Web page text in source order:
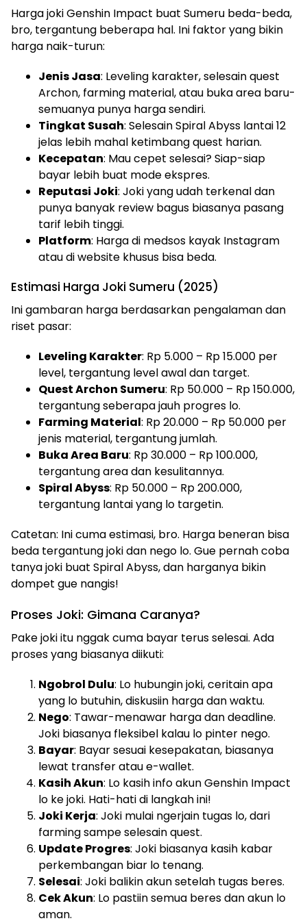
Harga joki Genshin Impact buat Sumeru beda-beda,
bro, tergantung beberapa hal. Ini faktor yang bikin
harga naik-turun:
Jenis Jasa: Leveling karakter, selesain quest
Archon, farming material, atau buka area baru-
semuanya punya harga sendiri.
Tingkat Susah: Selesain Spiral Abyss lantai 12
jelas lebih mahal ketimbang quest harian.
Kecepatan: Mau cepet selesai? Siap-siap
bayar lebih buat mode ekspres.
Reputasi Joki: Joki yang udah terkenal dan
punya banyak review bagus biasanya pasang
tarif lebih tinggi.
Platform: Harga di medsos kayak Instagram
atau di website khusus bisa beda.
Estimasi Harga Joki Sumeru (2025)
Ini gambaran harga berdasarkan pengalaman dan
riset pasar:
Leveling Karakter: Rp 5.000 – Rp 15.000 per
level, tergantung level awal dan target.
Quest Archon Sumeru: Rp 50.000 – Rp 150.000,
tergantung seberapa jauh progres lo.
Farming Material: Rp 20.000 – Rp 50.000 per
jenis material, tergantung jumlah.
Buka Area Baru: Rp 30.000 – Rp 100.000,
tergantung area dan kesulitannya.
Spiral Abyss: Rp 50.000 – Rp 200.000,
tergantung lantai yang lo targetin.
Catetan: Ini cuma estimasi, bro. Harga beneran bisa
beda tergantung joki dan nego lo. Gue pernah coba
tanya joki buat Spiral Abyss, dan harganya bikin
dompet gue nangis!
Proses Joki: Gimana Caranya?
Pake joki itu nggak cuma bayar terus selesai. Ada
proses yang biasanya diikuti:
Ngobrol Dulu: Lo hubungin joki, ceritain apa
yang lo butuhin, diskusiin harga dan waktu.
Nego: Tawar-menawar harga dan deadline.
Joki biasanya fleksibel kalau lo pinter nego.
Bayar: Bayar sesuai kesepakatan, biasanya
lewat transfer atau e-wallet.
Kasih Akun: Lo kasih info akun Genshin Impact
lo ke joki. Hati-hati di langkah ini!
Joki Kerja: Joki mulai ngerjain tugas lo, dari
farming sampe selesain quest.
Update Progres: Joki biasanya kasih kabar
perkembangan biar lo tenang.
Selesai: Joki balikin akun setelah tugas beres.
Cek Akun: Lo pastiin semua beres dan akun lo
aman.